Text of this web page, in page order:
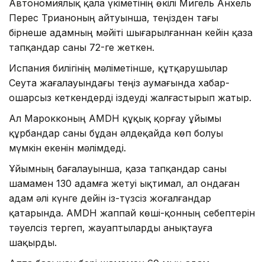
Автономиялық қала үкіметінің өкілі Мигель Анхель
Перес Трианоның айтуынша, теңізден тағы
бірнеше адамның мәйіті шығарылғаннан кейін қаза
тапқандар саны 72-ге жеткен.
Испания билігінің мәліметінше, құтқарушылар
Сеута жағалауындағы теңіз аумағында хабар-
ошарсыз кеткендерді іздеуді жалғастырып жатыр.
Ал Марокконың AMDH құқық қорғау ұйымы
құрбандар саны бұдан әлдеқайда көп болуы
мүмкін екенін мәлімдеді.
Ұйымның бағалауынша, қаза тапқандар саны
шамамен 130 адамға жетуі ықтимал, ал ондаған
адам әлі күнге дейін із-түзсіз жоғалғандар
қатарында. AMDH жаппай көші-қонның себептерін
тәуелсіз тергеп, жауаптыларды анықтауға
шақырды.